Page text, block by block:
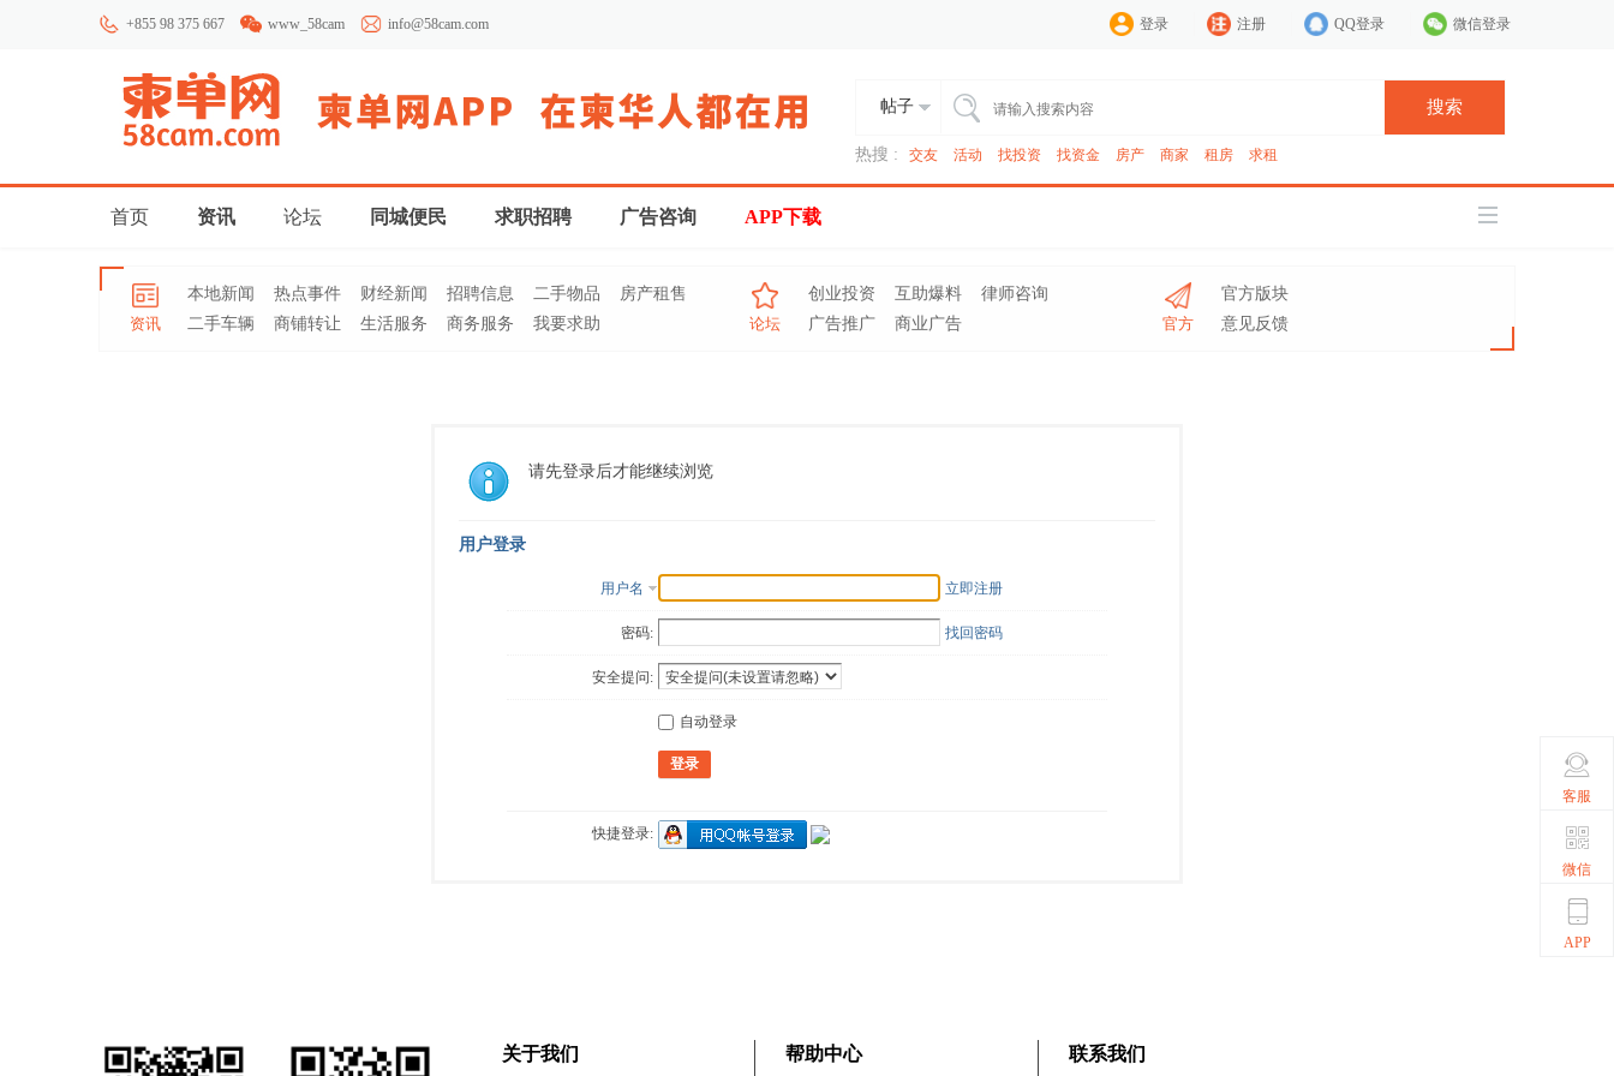
+855 98 375 667 www_58cam info@58cam.com 登录 注册 QQ登录 微信登录
帖子 搜索
热搜 : 交友 活动 找投资 找资金 房产 商家 租房 求租
首页 资讯 论坛 同城便民 求职招聘 广告咨询 APP下载
资讯
本地新闻 热点事件 财经新闻 招聘信息 二手物品
房产租售
二手车辆
商铺转让 生活服务 商务服务 我要求助 论坛
创业投资 互助爆料
律师咨询
广告推广
商业广告 官方
官方版块
意见反馈
请先登录后才能继续浏览
用户登录
用户名 立即注册
密码: 找回密码
安全提问:
自动登录
登录
快捷登录:
关于我们 帮助中心 联系我们
客服
微信
APP